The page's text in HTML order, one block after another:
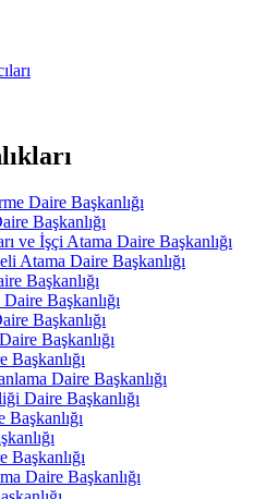
Daire Başkanlığı
Başkanlığı
ve İşçi Atama Daire Başkanlığı
Atama Daire Başkanlığı
Başkanlığı
Başkanlığı
Başkanlığı
Başkanlığı
Daire Başkanlığı
Daire Başkanlığı
Daire Başkanlığı